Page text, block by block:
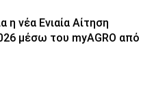
η νέα Ενιαία Αίτηση
μέσω του myAGRO από